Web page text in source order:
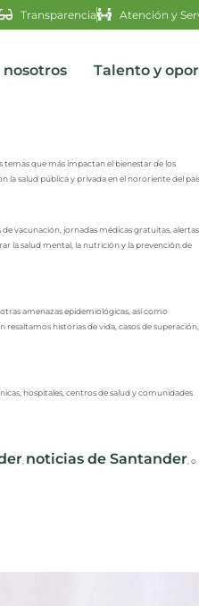
Transparencia Atención y
nosotros Talento y
que más impactan el bienestar de los
la salud pública y privada en el nororiente del
vacunación, jornadas médicas gratuitas, alertas
la salud mental, la nutrición y la prevención de
amenazas epidemiológicas, así como
historias de vida, casos de superación,
hospitales, centros de salud y comunidades
noticias de Santander , o